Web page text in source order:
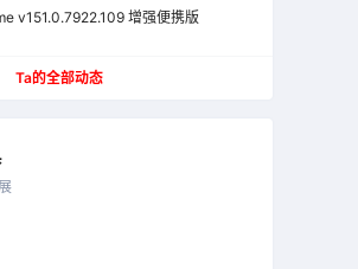
v151.0.7922.109 增强便携版
Ta的全部动态